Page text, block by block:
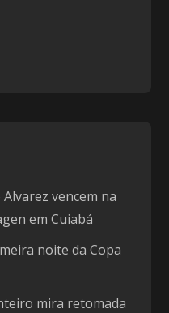
vencem na
em Cuiabá
noite da Copa
mira retomada